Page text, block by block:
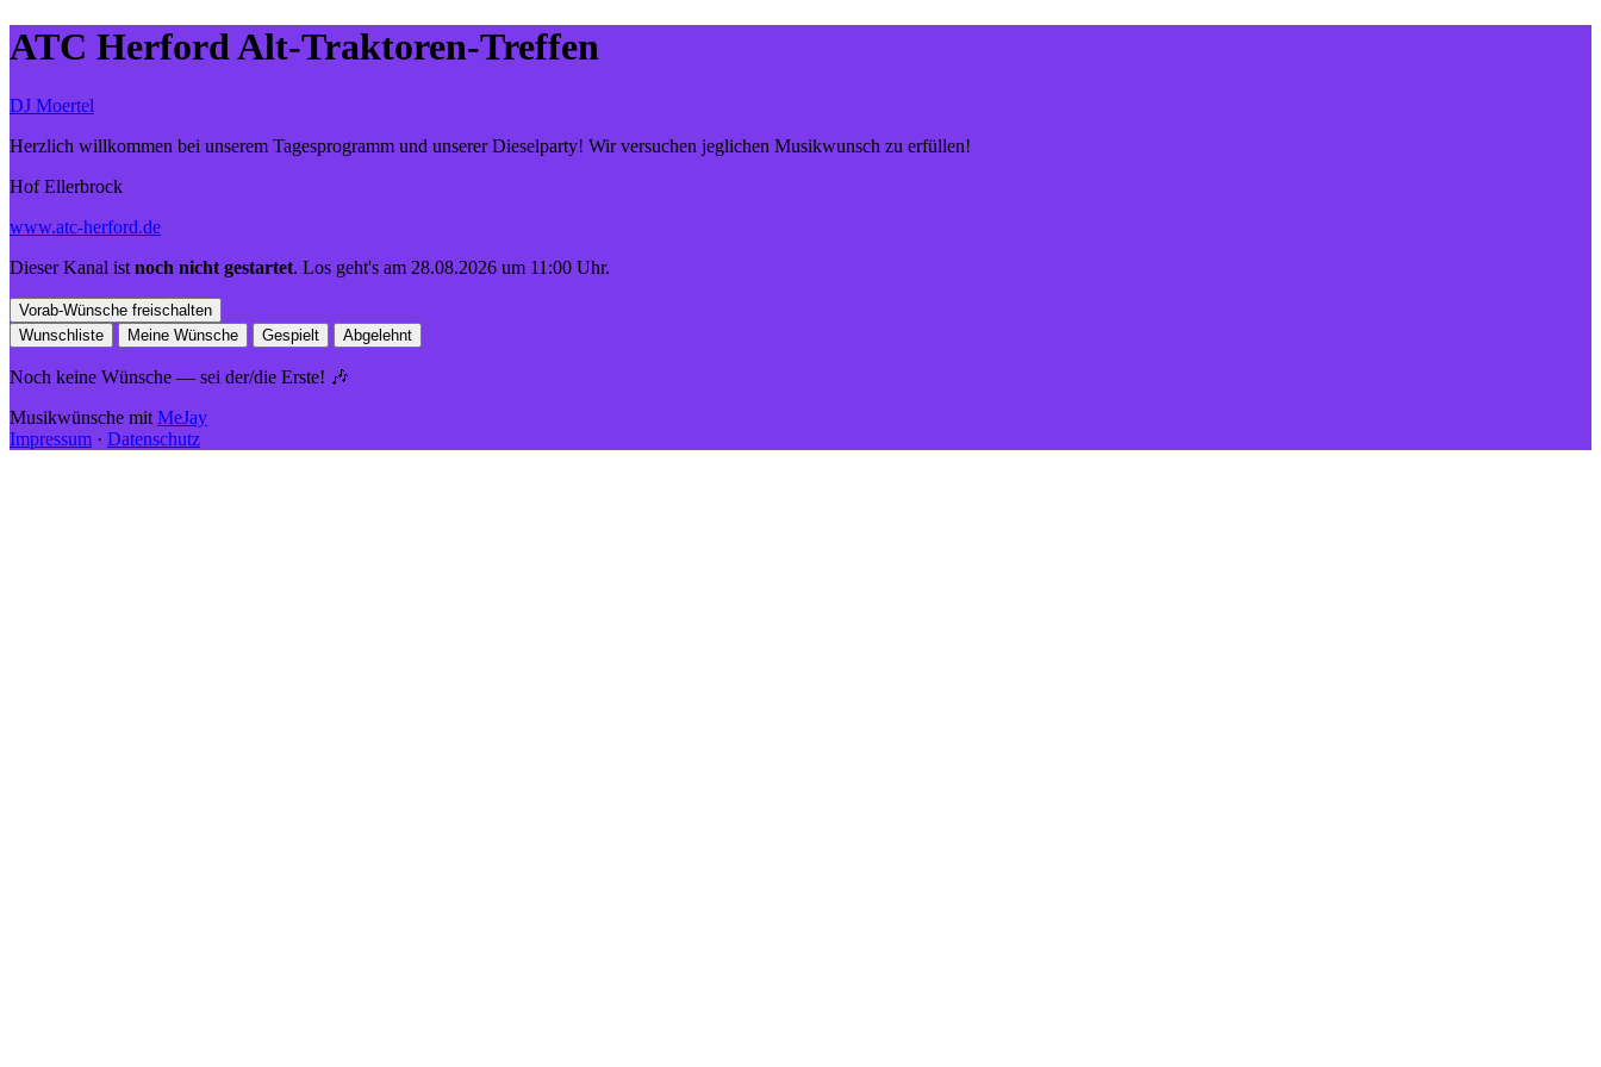
ATC Herford Alt-Traktoren-Treffen
DJ Moertel
Herzlich willkommen bei unserem Tagesprogramm und unserer Dieselparty! Wir versuchen jeglichen Musikwunsch zu erfüllen!
Hof Ellerbrock
www.atc-herford.de
Dieser Kanal ist noch nicht gestartet. Los geht's am 28.08.2026 um 11:00 Uhr.
Vorab-Wünsche freischalten
Wunschliste
Meine Wünsche Gespielt Abgelehnt
Noch keine Wünsche — sei der/die Erste! 🎶
Musikwünsche mit MeJay
Impressum · Datenschutz